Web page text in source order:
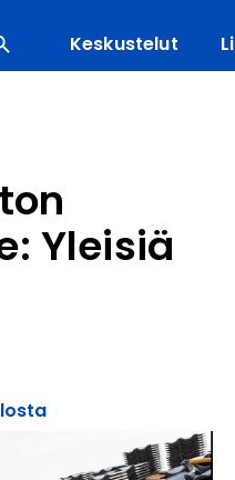
Keskustelut
Yleisiä